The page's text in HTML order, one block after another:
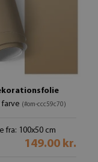
farve (#om-ccc59c70)
fra: 100x50 cm
149.00 kr.